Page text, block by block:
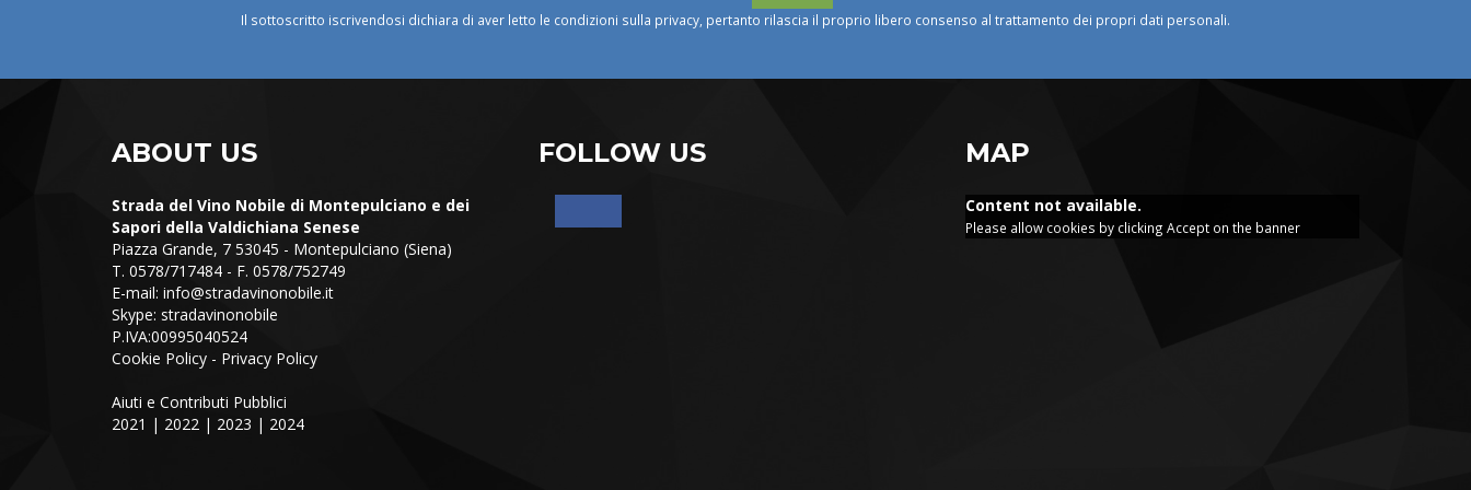
Il sottoscritto iscrivendosi dichiara di aver letto le condizioni sulla privacy, pertanto rilascia il proprio libero consenso al trattamento dei propri dati personali.
ABOUT US
Strada del Vino Nobile di Montepulciano e dei
Sapori della Valdichiana Senese
Piazza Grande, 7 53045 - Montepulciano (Siena)
T. 0578/717484 - F. 0578/752749
E-mail: info@stradavinonobile.it
Skype: stradavinonobile
P.IVA:00995040524
Cookie Policy - Privacy Policy
Aiuti e Contributi Pubblici
2021 | 2022 | 2023 | 2024
FOLLOW US MAP
Content not available.
Please allow cookies by clicking Accept on the banner